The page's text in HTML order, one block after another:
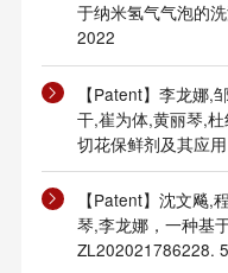
于纳米氢气气泡的
2022
【Patent】李龙娜,
干,崔为体,黄丽琴,
切花保鲜剂及其应
【Patent】沈文飚,
琴,李龙娜，一种基
ZL202021786228.